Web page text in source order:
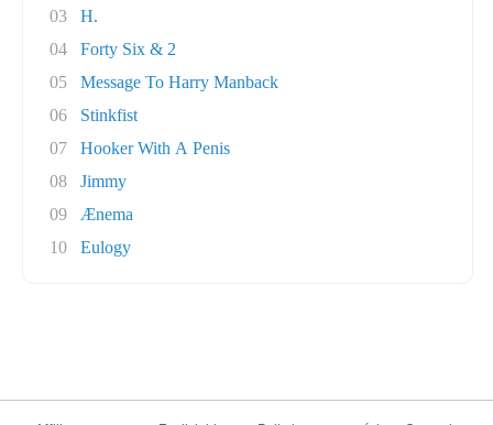
03
H.
04
Forty Six & 2
05
Message To Harry Manback
06
Stinkfist
07
Hooker With A Penis
08
Jimmy
09
Ænema
10
Eulogy